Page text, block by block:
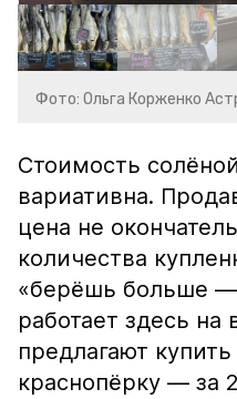
Фото: Ольга Корженко
Стоимость
вариативна.
цена не
количества
«берёшь больше
работает здесь на
предлагают
краснопёрку — за